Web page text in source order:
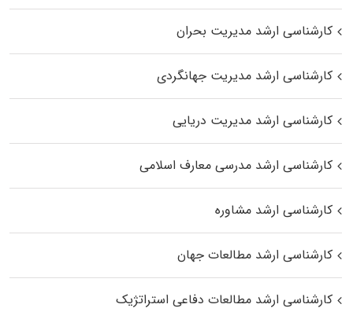
کارشناسی ارشد مدیریت بحران
کارشناسی ارشد مدیریت جهانگردی
کارشناسی ارشد مدیریت دریایی
کارشناسی ارشد مدرسی معارف اسلامی
کارشناسی ارشد مشاوره
کارشناسی ارشد مطالعات جهان
کارشناسی ارشد مطالعات دفاعی استراتژیک